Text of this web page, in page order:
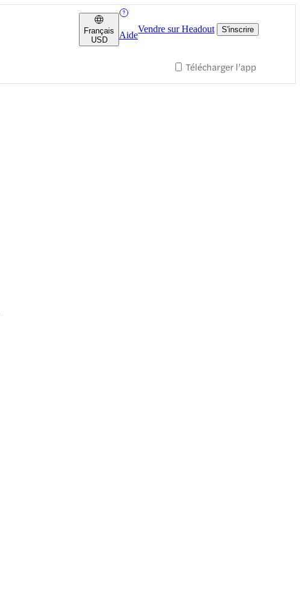
Français
USD
Aide
Vendre sur Headout S'inscrire
Télécharger l’app